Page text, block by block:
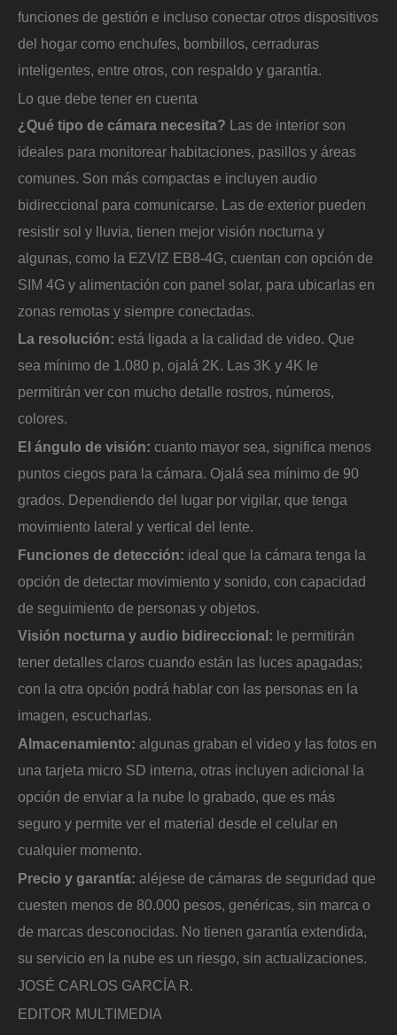
funciones de gestión e incluso conectar otros dispositivos
del hogar como enchufes, bombillos, cerraduras
inteligentes, entre otros, con respaldo y garantía.
Lo que debe tener en cuenta
¿Qué tipo de cámara necesita? Las de interior son
ideales para monitorear habitaciones, pasillos y áreas
comunes. Son más compactas e incluyen audio
bidireccional para comunicarse. Las de exterior pueden
resistir sol y lluvia, tienen mejor visión nocturna y
algunas, como la EZVIZ EB8-4G, cuentan con opción de
SIM 4G y alimentación con panel solar, para ubicarlas en
zonas remotas y siempre conectadas.
La resolución: está ligada a la calidad de video. Que
sea mínimo de 1.080 p, ojalá 2K. Las 3K y 4K le
permitirán ver con mucho detalle rostros, números,
colores.
El ángulo de visión: cuanto mayor sea, significa menos
puntos ciegos para la cámara. Ojalá sea mínimo de 90
grados. Dependiendo del lugar por vigilar, que tenga
movimiento lateral y vertical del lente.
Funciones de detección: ideal que la cámara tenga la
opción de detectar movimiento y sonido, con capacidad
de seguimiento de personas y objetos.
Visión nocturna y audio bidireccional: le permitirán
tener detalles claros cuando están las luces apagadas;
con la otra opción podrá hablar con las personas en la
imagen, escucharlas.
Almacenamiento: algunas graban el video y las fotos en
una tarjeta micro SD interna, otras incluyen adicional la
opción de enviar a la nube lo grabado, que es más
seguro y permite ver el material desde el celular en
cualquier momento.
Precio y garantía: aléjese de cámaras de seguridad que
cuesten menos de 80.000 pesos, genéricas, sin marca o
de marcas desconocidas. No tienen garantía extendida,
su servicio en la nube es un riesgo, sin actualizaciones.
JOSÉ CARLOS GARCÍA R.
EDITOR MULTIMEDIA